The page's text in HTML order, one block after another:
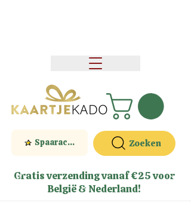
Gratis verzending vanaf €25 voor
België & Nederland!
Spaaractie Zoeken